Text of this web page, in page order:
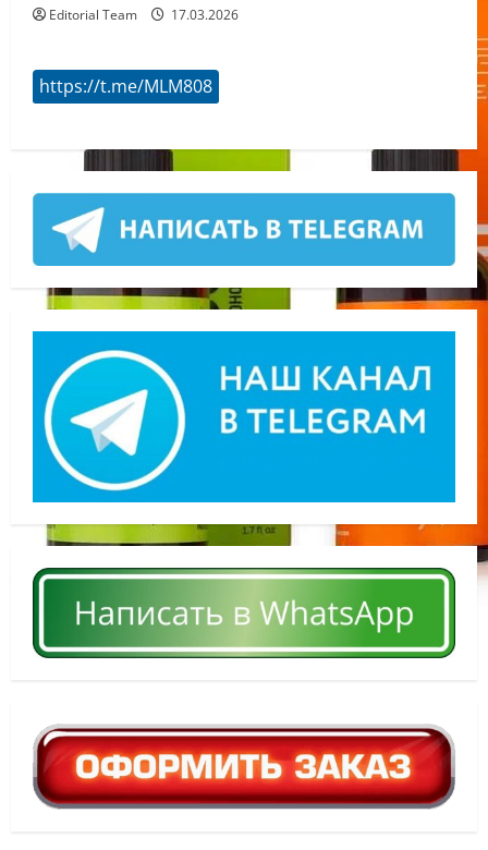
Editorial Team 17.03.2026
https://t.me/MLM808